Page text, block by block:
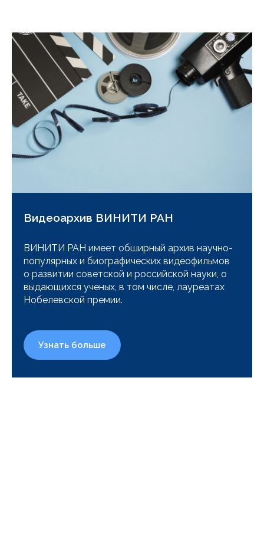
Видеоархив ВИНИТИ РАН
ВИНИТИ РАН имеет обширный архив научно-
популярных и биографических видеофильмов
о развитии советской и российской науки, о
выдающихся ученых, в том числе, лауреатах
Нобелевской премии.
Узнать больше